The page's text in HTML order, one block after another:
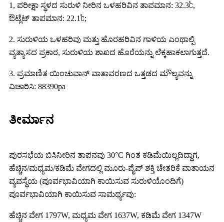
1, ಪರೀಕ್ಷಾ ಸ್ಥಳದ ಸುರುಳಿ ನೀರಿನ ಒಳಹರಿವಿನ ತಾಪಮಾನ: 32.3℃,
ಔಟ್ಲೆಟ್ ತಾಪಮಾನ: 22.1℃;
2. ಸುರುಳಿಯ ಒಳಹರಿವು ಮತ್ತು ಹೊರಹರಿವಿನ ಗಾಳಿಯ ಎಂಥಾಲ್ಪಿ
ವ್ಯತ್ಯಾಸದ ಪ್ರಕಾರ, ಸುರುಳಿಯ ಶಾಖದ ಹೊರೆಯನ್ನು ಲೆಕ್ಕಹಾಕಲಾಗುತ್ತದೆ.
3. ಪ್ರಮಾಣಿತ ಯಿಂಚುವಾನ್ ವಾತಾವರಣದ ಒತ್ತಡದ ಮೌಲ್ಯವನ್ನು
ವಿಚಾರಿಸಿ: 88390pa
ತೀರ್ಮಾನ
ಪುರಸಭೆಯ ಬಿಸಿನೀರಿನ ತಾಪನವು 30°C ಗಿಂತ ಕಡಿಮೆಯಿಲ್ಲದಿದ್ದಾಗ,
ಹೆಚ್ಚಿನ/ಮಧ್ಯಮ/ಕಡಿಮೆ ವೇಗದಲ್ಲಿ ಮೂರು-ಪೈಪ್ ಶಕ್ತಿ ಚೇತರಿಕೆ ವಾತಾಯನ
ವ್ಯವಸ್ಥೆಯ (ಪೂರ್ವಭಾವಿಯಾಗಿ ಕಾಯಿಸುವ ಸುರುಳಿಯೊಂದಿಗೆ)
ಪೂರ್ವಭಾವಿಯಾಗಿ ಕಾಯಿಸುವ ಸಾಮರ್ಥ್ಯವು:
ಹೆಚ್ಚಿನ ವೇಗ 1797W, ಮಧ್ಯಮ ವೇಗ 1637W, ಕಡಿಮೆ ವೇಗ 1347W